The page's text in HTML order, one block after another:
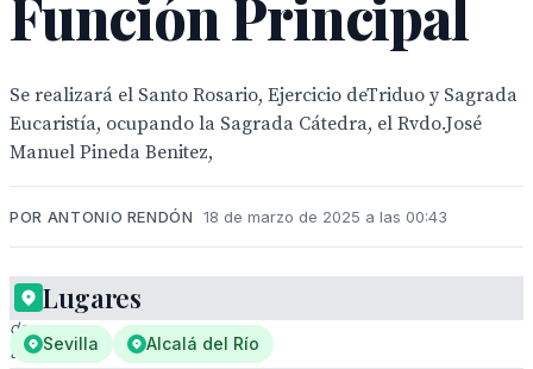
Función Principal
Se realizará el Santo Rosario, Ejercicio deTriduo y Sagrada
Eucaristía, ocupando la Sagrada Cátedra, el Rvdo.José
Manuel Pineda Benitez,
POR ANTONIO RENDÓN 18 de marzo de 2025 a las 00:43
Interior
de
una
Lugares
Sevilla Alcalá del Río